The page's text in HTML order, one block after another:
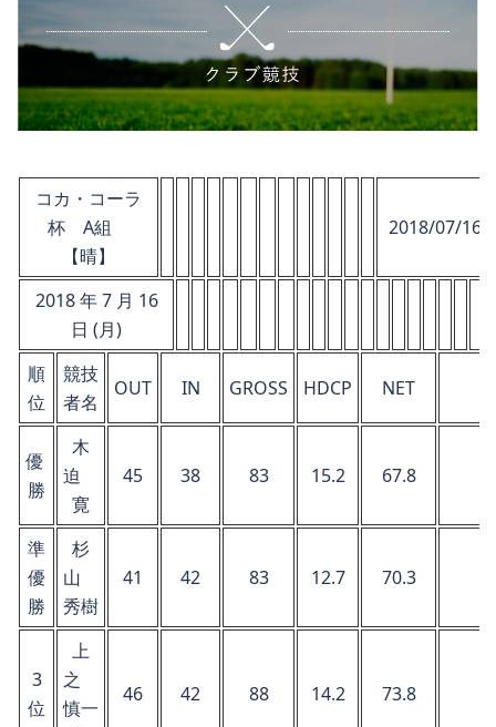
コカ・コーラ
杯 A組
【晴】
2018/07/16 (
2018 年 7 月 16
日 (月)
順
位
競技
者名
OUT IN GROSS HDCP NET
優
勝
木
迫
寛
45 38 83 15.2 67.8
準
優
勝
杉
山
秀樹
41 42 83 12.7 70.3
3
位
上
之
慎一
46 42 88 14.2 73.8